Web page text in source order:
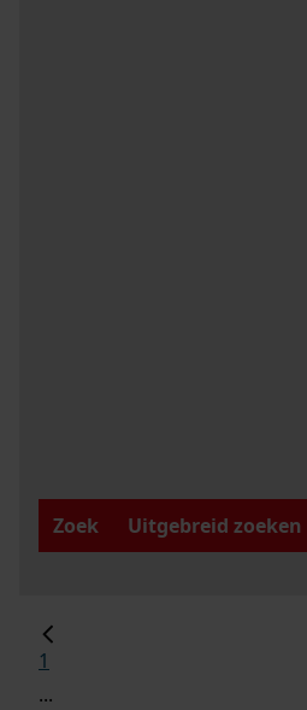
Zoek
Uitgebreid zoeken
1
...